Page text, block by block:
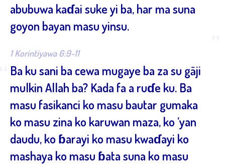
abubuwa kaɗai suke yi ba, har ma suna
goyon bayan masu yinsu.
1 Korintiyawa 6:9-11
Ba ku sani ba cewa mugaye ba za su gāji
mulkin Allah ba? Kada fa a ruɗe ku. Ba
masu fasikanci ko masu bautar gumaka
ko masu zina ko karuwan maza, ko ’yan
daudu, ko ɓarayi ko masu kwaɗayi ko
mashaya ko masu ɓata suna ko masu